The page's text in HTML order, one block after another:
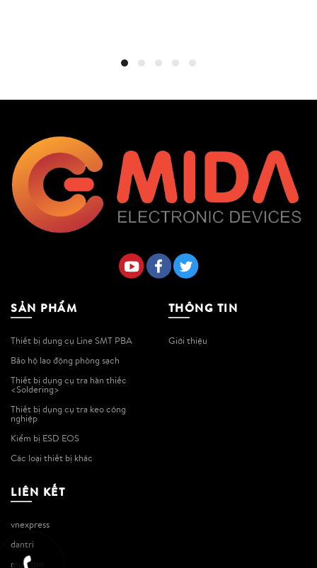
SẢN PHẨM
Thiết bị dung cụ Line SMT PBA
Bảo hộ lao động phòng sạch
Thiết bị dụng cụ tra hàn thiếc
<Soldering>
Thiết bị dụng cụ tra keo công
nghiệp
Kiểm bị ESD EOS
Các loại thiết bị khác
THÔNG TIN
Giới thiệu
LIÊN KẾT
vnexpress
dantri
muc tím